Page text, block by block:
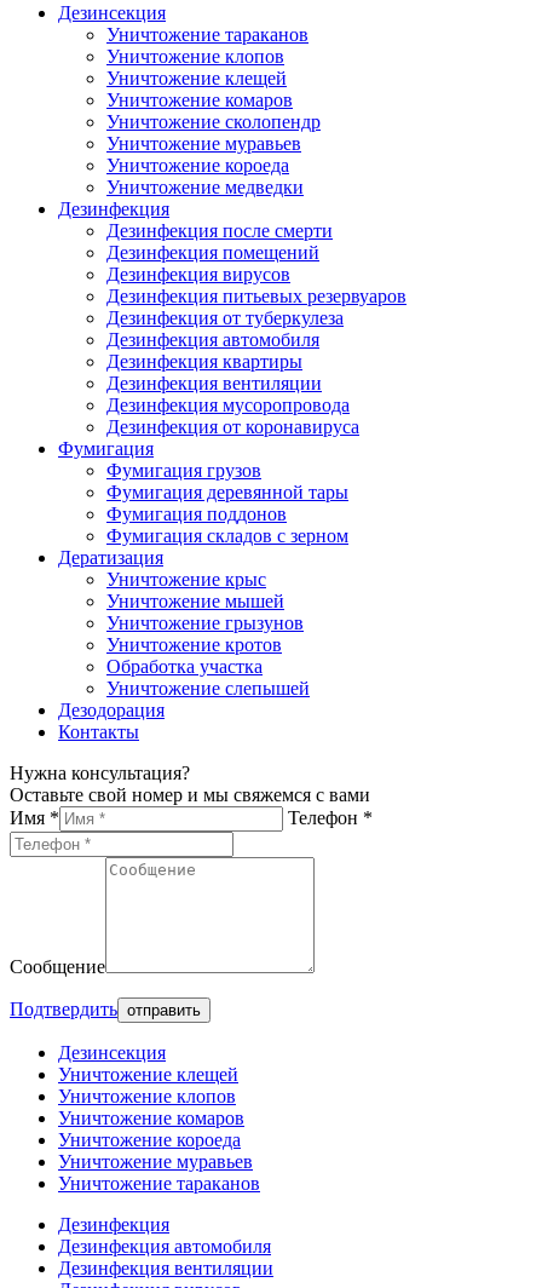
Дезинсекция
Уничтожение тараканов
Уничтожение клопов
Уничтожение клещей
Уничтожение комаров
Уничтожение сколопендр
Уничтожение муравьев
Уничтожение короеда
Уничтожение медведки
Дезинфекция
Дезинфекция после смерти
Дезинфекция помещений
Дезинфекция вирусов
Дезинфекция питьевых резервуаров
Дезинфекция от туберкулеза
Дезинфекция автомобиля
Дезинфекция квартиры
Дезинфекция вентиляции
Дезинфекция мусоропровода
Дезинфекция от коронавируса
Фумигация
Фумигация грузов
Фумигация деревянной тары
Фумигация поддонов
Фумигация складов с зерном
Дератизация
Уничтожение крыс
Уничтожение мышей
Уничтожение грызунов
Уничтожение кротов
Обработка участка
Уничтожение слепышей
Дезодорация
Контакты
Нужна консультация?
Оставьте свой номер и мы свяжемся с вами
Имя *
Телефон *
Сообщение
Подтвердить
Дезинсекция
Уничтожение клещей
Уничтожение клопов
Уничтожение комаров
Уничтожение короеда
Уничтожение муравьев
Уничтожение тараканов
Дезинфекция
Дезинфекция автомобиля
Дезинфекция вентиляции